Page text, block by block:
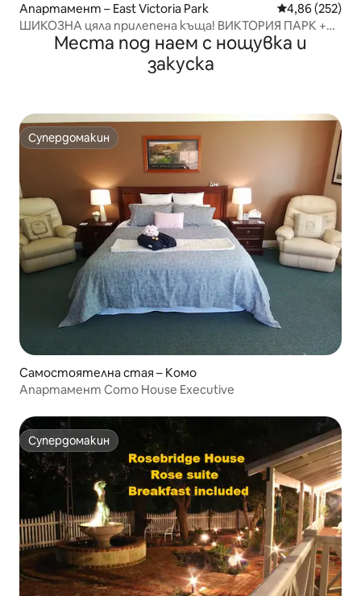
Апартамент – East Victoria Park Средна
4,86 (252)
ШИКОЗНА цяла прилепена къща! ВИКТОРИЯ ПАРК +
NETFLIXМеста под наем с нощувка и
закуска
Супердомакин
Супердомакин
Самостоятелна стая – Комо
Апартамент Como House Executive
Супердомакин
Супердомакин